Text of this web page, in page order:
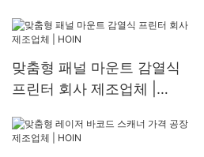
영수증 프린터 80mm 데스
맞춤형 패널 마운트 감열식
프린터 회사 제조업체 |